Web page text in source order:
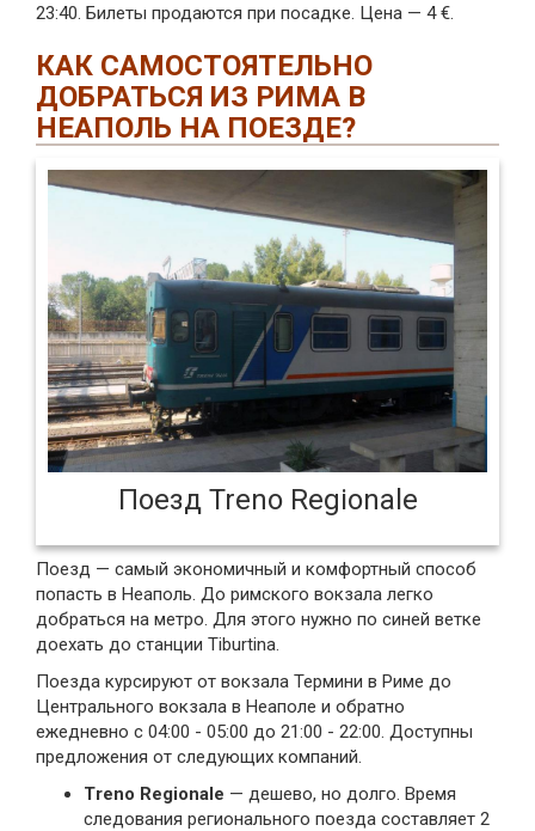
23:40. Билеты продаются при посадке. Цена — 4 €.
КАК САМОСТОЯТЕЛЬНО
ДОБРАТЬСЯ ИЗ РИМА В
НЕАПОЛЬ НА ПОЕЗДЕ?
Поезд Treno Regionale
Поезд — самый экономичный и комфортный способ
попасть в Неаполь. До римского вокзала легко
добраться на метро. Для этого нужно по синей ветке
доехать до станции Tiburtina.
Поезда курсируют от вокзала Термини в Риме до
Центрального вокзала в Неаполе и обратно
ежедневно с 04:00 - 05:00 до 21:00 - 22:00. Доступны
предложения от следующих компаний.
Treno Regionale — дешево, но долго. Время
следования регионального поезда составляет 2